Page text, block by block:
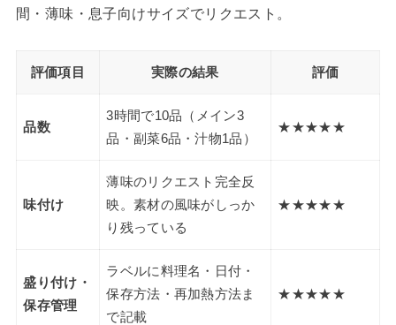
間・薄味・息子向けサイズでリクエスト。
評価項目 実際の結果 評価
品数
3時間で10品（メイン3
品・副菜6品・汁物1品）
★★★★★
味付け
薄味のリクエスト完全反
映。素材の風味がしっか
り残っている
★★★★★
盛り付け・
保存管理
ラベルに料理名・日付・
保存方法・再加熱方法ま
で記載
★★★★★